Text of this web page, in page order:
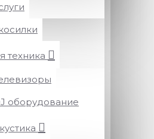
техника
оборудование